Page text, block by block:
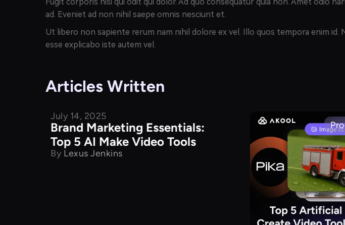
ad. Eveniet ad non nihil saepe omnis nesciunt et.
Ut libero non sapiente rerum nam nihil dolore ex vel. Illo quos tempora enim
esse explicabo iste autem vel.
Articles Written
Product Comparison
July 14, 2025
Brand Marketing Essentials:
Top 5 AI Make Video Tools
By Lexus Jenkins